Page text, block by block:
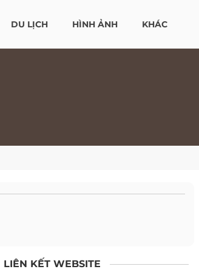
DU LỊCH HÌNH ẢNH KHÁC
LIÊN KẾT WEBSITE